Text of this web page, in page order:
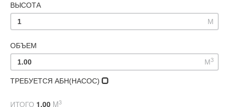
ВЫСОТА
M
ОБЪЕМ
M3
ТРЕБУЕТСЯ АБН(НАСОС)
ИТОГО 1.00 M3